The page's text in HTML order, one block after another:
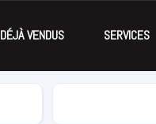
DÉJÀ VENDUS SERVICES